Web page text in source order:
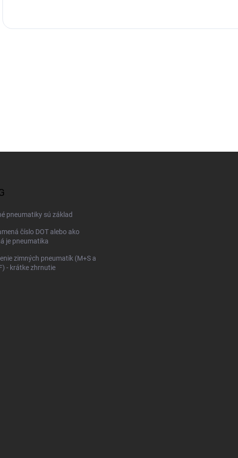
pneumatiky sú základ
číslo DOT alebo ako
je pneumatika
zimných pneumatík (M+S a
- krátke zhrnutie